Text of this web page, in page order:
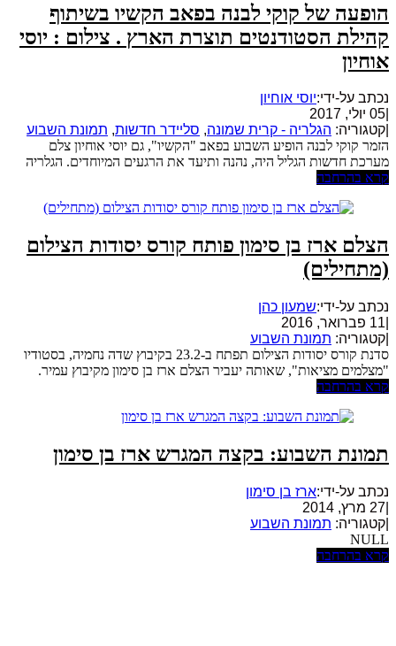
הופעה של קוקי לבנה בפאב הקשיו בשיתוף
קהילת הסטודנטים תוצרת הארץ . צילום : יוסי
אוחיון
נכתב על-ידי:יוסי אוחיון
05 יולי, 2017
קטגוריה: הגלריה - קרית שמונה, סליידר חדשות, תמונת השבוע
הזמר קוקי לבנה הופיע השבוע בפאב "הקשיו", גם יוסי אוחיון צלם
מערכת חדשות הגליל היה, נהנה ותיעד את הרגעים המיוחדים. הגלריה
קרא בהרחבה
הצלם ארז בן סימון פותח קורס יסודות הצילום
(מתחילים)
נכתב על-ידי:שמעון כהן
11 פברואר, 2016
קטגוריה: תמונת השבוע
סדנת קורס יסודות הצילום תפתח ב-23.2 בקיבוץ שדה נחמיה, בסטודיו
"מצלמים מציאות", שאותה יעביר הצלם ארז בן סימון מקיבוץ עמיר.
קרא בהרחבה
תמונת השבוע: בקצה המגרש ארז בן סימון
נכתב על-ידי:ארז בן סימון
27 מרץ, 2014
קטגוריה: תמונת השבוע
NULL
קרא בהרחבה